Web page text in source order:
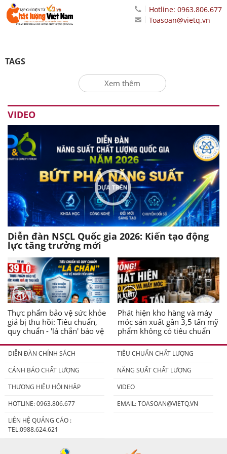
Hotline: 0963.806.677
Toasoan@vietq.vn
TAGS
Xem thêm
VIDEO
Diễn đàn NSCL Quốc gia 2026: Kiến tạo động
lực tăng trưởng mới
Thực phẩm bảo vệ sức khỏe
giả bị thu hồi: Tiêu chuẩn,
quy chuẩn - 'lá chắn' bảo vệ
Phát hiện kho hàng và máy
móc sản xuất gần 3,5 tấn mỹ
phẩm không có tiêu chuẩn
DIỄN ĐÀN CHÍNH SÁCH
TIÊU CHUẨN CHẤT LƯỢNG
CẢNH BÁO CHẤT LƯỢNG
NĂNG SUẤT CHẤT LƯỢNG
THƯƠNG HIỆU HỘI NHẬP
VIDEO
HOTLINE: 0963.806.677
EMAIL:TOASOAN@VIETQ.VN
LIÊN HỆ QUẢNG CÁO :
TEL:0988.624.621